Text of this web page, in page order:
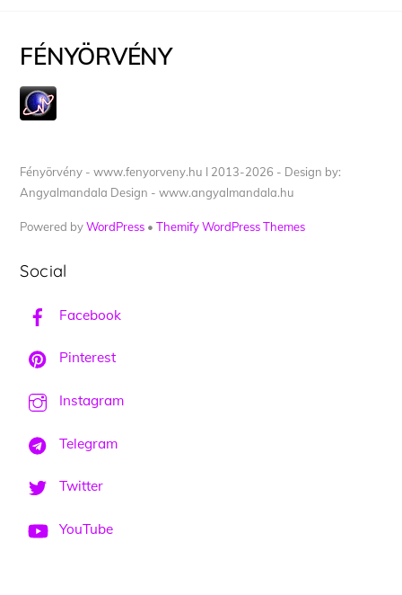
FÉNYÖRVÉNY
Fényörvény - www.fenyorveny.hu I 2013-2026 - Design by:
Angyalmandala Design - www.angyalmandala.hu
Powered byWordPress •Themify WordPress Themes
Social
Facebook
Pinterest
Instagram
Telegram
Twitter
YouTube